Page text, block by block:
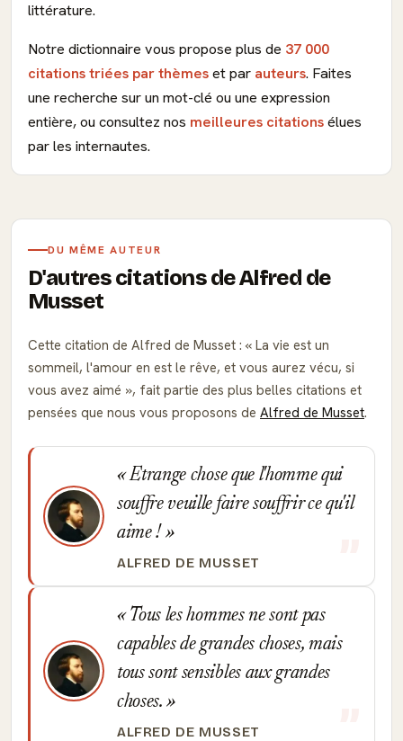
littérature.
Notre dictionnaire vous propose plus de 37 000
citations triées par thèmeset par auteurs. Faites
une recherche sur un mot-clé ou une expression
entière, ou consultez nos meilleures citationsélues
par les internautes.
DU MÊME AUTEUR
D'autres citations de Alfred de
Musset
Cette citation de Alfred de Musset :
La vie est un
sommeil, l'amour en est le rêve, et vous aurez vécu, si
vous avez aimé
, fait partie des plus belles citations et
pensées que nous vous proposons de Alfred de Musset.
Etrange chose que l'homme qui
souffre veuille faire souffrir ce qu'il
aime !
ALFRED DE MUSSET
Tous les hommes ne sont pas
capables de grandes choses, mais
tous sont sensibles aux grandes
choses.
ALFRED DE MUSSET